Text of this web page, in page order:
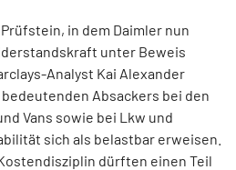
in dem Daimler nun
unter Beweis
Analyst Kai Alexander
Absackers bei den
Vans sowie bei Lkw und
sich als belastbar erweisen.
dürften einen Teil